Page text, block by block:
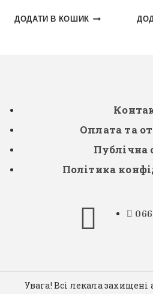
ДОДАТИ В КОШИК
Оплата та
Публічна
Політика
Увага! Всі лекала